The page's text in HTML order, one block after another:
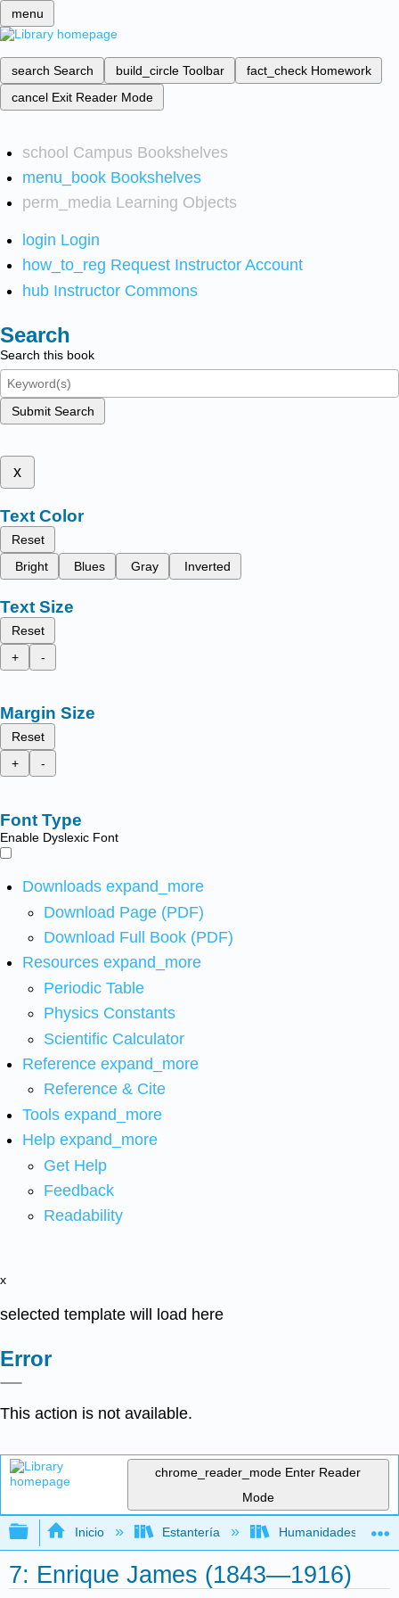
menu
search Search build_circle Toolbar fact_check Homework
cancel Exit Reader Mode
school Campus Bookshelves
menu_book Bookshelves
perm_media Learning Objects
login Login
how_to_reg Request Instructor Account
hub Instructor Commons
Search
Search this book
Submit Search
x
Text Color
Reset
Bright
Blues Gray Inverted
Text Size
Reset
+
-
Margin Size
Reset
+
-
Font Type
Enable Dyslexic Font
Downloads expand_more
Download Page (PDF)
Download Full Book (PDF)
Resources expand_more
Periodic Table
Physics Constants
Scientific Calculator
Reference expand_more
Reference & Cite
Tools expand_more
Help expand_more
Get Help
Feedback
Readability
x
selected template will load here
Error
This action is not available.
chrome_reader_mode Enter Reader
Mode
Expandir/contraer jerarquía global
Inicio Estantería Humanidades
7: Enrique James (1843—1916)